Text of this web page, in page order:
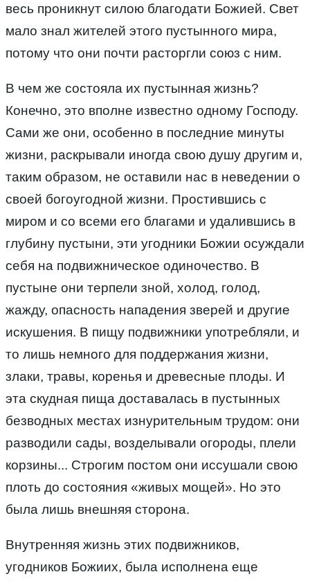
весь проникнут силою благодати Божией. Свет
мало знал жителей этого пустынного мира,
потому что они почти расторгли союз с ним.
В чем же состояла их пустынная жизнь?
Конечно, это вполне известно одному Господу.
Сами же они, особенно в последние минуты
жизни, раскрывали иногда свою душу другим и,
таким образом, не оставили нас в неведении о
своей богоугодной жизни. Простившись с
миром и со всеми его благами и удалившись в
глубину пустыни, эти угодники Божии осуждали
себя на подвижническое одиночество. В
пустыне они терпели зной, холод, голод,
жажду, опасность нападения зверей и другие
искушения. В пищу подвижники употребляли, и
то лишь немного для поддержания жизни,
злаки, травы, коренья и древесные плоды. И
эта скудная пища доставалась в пустынных
безводных местах изнурительным трудом: они
разводили сады, возделывали огороды, плели
корзины... Строгим постом они иссушали свою
плоть до состояния «живых мощей». Но это
была лишь внешняя сторона.
Внутренняя жизнь этих подвижников,
угодников Божиих, была исполнена еще